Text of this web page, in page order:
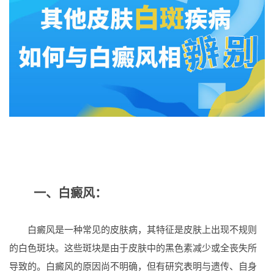
一、白癜风：
白癜风是一种常见的皮肤病，其特征是皮肤上出现不规则
的白色斑块。这些斑块是由于皮肤中的黑色素减少或全丧失所
导致的。白癜风的原因尚不明确，但有研究表明与遗传、自身